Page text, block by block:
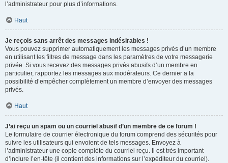
l’administrateur pour plus d’informations.
Haut
Je reçois sans arrêt des messages indésirables !
Vous pouvez supprimer automatiquement les messages privés d’un membre
en utilisant les filtres de message dans les paramètres de votre messagerie
privée. Si vous recevez des messages privés abusifs d’un membre en
particulier, rapportez les messages aux modérateurs. Ce dernier a la
possibilité d’empêcher complètement un membre d’envoyer des messages
privés.
Haut
J’ai reçu un spam ou un courriel abusif d’un membre de ce forum !
Le formulaire de courrier électronique du forum comprend des sécurités pour
suivre les utilisateurs qui envoient de tels messages. Envoyez à
l’administrateur une copie complète du courriel reçu. Il est très important
d’inclure l’en-tête (il contient des informations sur l’expéditeur du courriel).